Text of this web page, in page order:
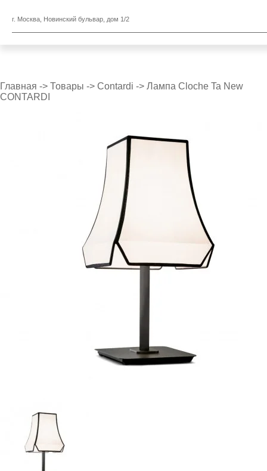
г. Москва, Новинский бульвар, дом 1/2
Главная -> Товары -> Contardi -> Лампа Cloche Ta New
CONTARDI